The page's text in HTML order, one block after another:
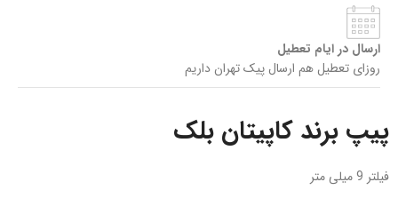
ارسال در ایام تعطیل
روزای تعطیل هم ارسال پیک تهران داریم
پیپ برند کاپیتان بلک
فیلتر 9 میلی متر